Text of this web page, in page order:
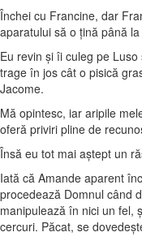
Închei cu Francine, dar
aparatului să o ţină până
Eu revin şi îi culeg pe
trage în jos cât o pisică
Jacome.
Mă opintesc, iar aripile
oferă priviri pline de
Însă eu tot mai aştept un
Iată că Amande aparent
procedează Domnul când
manipulează în nici un fel,
cercuri. Păcat, se